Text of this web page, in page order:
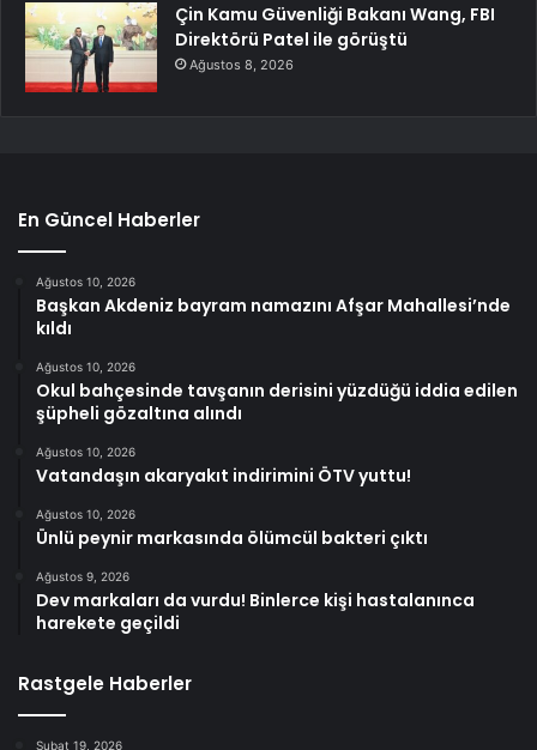
Çin Kamu Güvenliği Bakanı Wang, FBI
Direktörü Patel ile görüştü
Ağustos 8, 2026
En Güncel Haberler
Ağustos 10, 2026
Başkan Akdeniz bayram namazını Afşar Mahallesi’nde
kıldı
Ağustos 10, 2026
Okul bahçesinde tavşanın derisini yüzdüğü iddia edilen
şüpheli gözaltına alındı
Ağustos 10, 2026
Vatandaşın akaryakıt indirimini ÖTV yuttu!
Ağustos 10, 2026
Ünlü peynir markasında ölümcül bakteri çıktı
Ağustos 9, 2026
Dev markaları da vurdu! Binlerce kişi hastalanınca
harekete geçildi
Rastgele Haberler
Şubat 19, 2026